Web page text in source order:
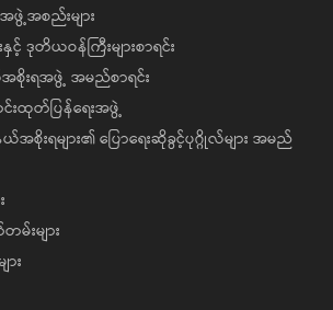
ဖွဲ့အစည်းများ
င့် ဒုတိယဝန်ကြီးများစာရင်း
စိုးရအဖွဲ့ အမည်စာရင်း
းထုတ်ပြန်ရေးအဖွဲ့
စိုးရများ၏ ပြောရေးဆိုခွင့်ပုဂ္ဂိုလ်များ အမည်
းများ
း